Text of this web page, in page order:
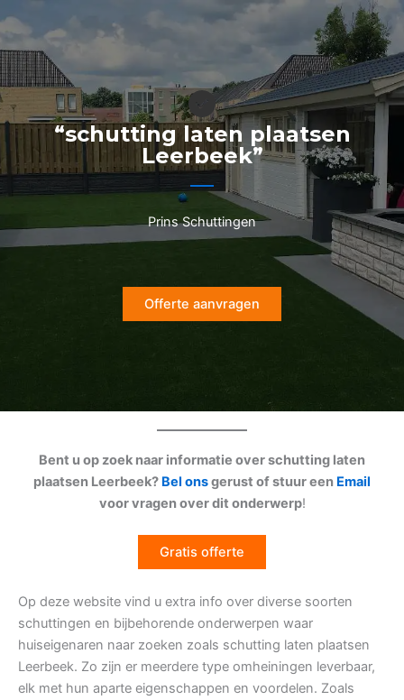
naar
de
inhoud
“schutting laten plaatsen
Leerbeek”
Prins Schuttingen
Offerte aanvragen
Bent u op zoek naar informatie over schutting laten
plaatsen Leerbeek? Bel onsgerust of stuur een Email
voor vragen over dit onderwerp!
Gratis offerte
Op deze website vind u extra info over diverse soorten
schuttingen en bijbehorende onderwerpen waar
huiseigenaren naar zoeken zoals schutting laten plaatsen
Leerbeek. Zo zijn er meerdere type omheiningen leverbaar,
elk met hun aparte eigenschappen en voordelen. Zoals